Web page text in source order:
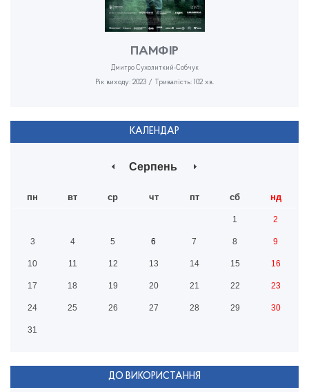
ПАМФІР
Дмитро Сухолиткий-Собчук
Рік виходу: 2023 / Тривалість: 102 хв.
КАЛЕНДАР
Серпень
пн вт ср чт пт сб нд
1 2
3 4 5 6 7 8 9
10 11 12 13 14 15 16
17 18 19 20 21 22 23
24 25 26 27 28 29 30
31
ДО ВИКОРИСТАННЯ